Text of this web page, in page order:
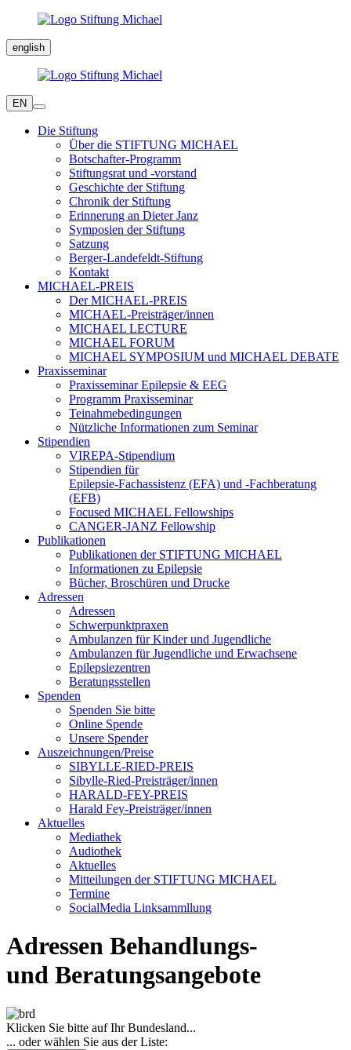
english
EN
Die Stiftung
Über die STIFTUNG MICHAEL
Botschafter-Programm
Stiftungsrat und -vorstand
Geschichte der Stiftung
Chronik der Stiftung
Erinnerung an Dieter Janz
Symposien der Stiftung
Satzung
Berger-Landefeldt-Stiftung
Kontakt
MICHAEL-PREIS
Der MICHAEL-PREIS
MICHAEL-Preisträger/innen
MICHAEL LECTURE
MICHAEL FORUM
MICHAEL SYMPOSIUM und MICHAEL DEBATE
Praxisseminar
Praxisseminar Epilepsie & EEG
Programm Praxisseminar
Teinahmebedingungen
Nützliche Informationen zum Seminar
Stipendien
VIREPA-Stipendium
Stipendien für
Epilepsie-Fachassistenz (EFA) und -Fachberatung
(EFB)
Focused MICHAEL Fellowships
CANGER-JANZ Fellowship
Publikationen
Publikationen der STIFTUNG MICHAEL
Informationen zu Epilepsie
Bücher, Broschüren und Drucke
Adressen
Adressen
Schwerpunktpraxen
Ambulanzen für Kinder und Jugendliche
Ambulanzen für Jugendliche und Erwachsene
Epilepsiezentren
Beratungsstellen
Spenden
Spenden Sie bitte
Online Spende
Unsere Spender
Auszeichnungen/Preise
SIBYLLE-RIED-PREIS
Sibylle-Ried-Preisträger/innen
HARALD-FEY-PREIS
Harald Fey-Preisträger/innen
Aktuelles
Mediathek
Audiothek
Aktuelles
Mitteilungen der STIFTUNG MICHAEL
Termine
SocialMedia Linksammllung
Adressen Behandlungs-
und Beratungsangebote
Klicken Sie bitte auf Ihr Bundesland...
... oder wählen Sie aus der Liste: